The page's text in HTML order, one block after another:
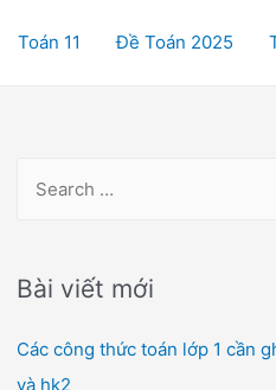
Toán 11 Đề Toán 2025
r
h
Bài viết mới
Các công thức toán lớp 1 cần
và hk2